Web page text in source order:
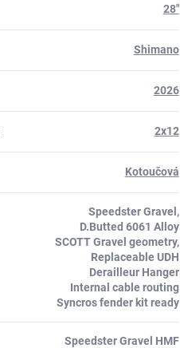
28"
Shimano
2026
2x12
Kotoučová
Speedster Gravel,
D.Butted 6061 Alloy
SCOTT Gravel geometry,
Replaceable UDH
Derailleur Hanger
Internal cable routing
Syncros fender kit ready
Speedster Gravel HMF